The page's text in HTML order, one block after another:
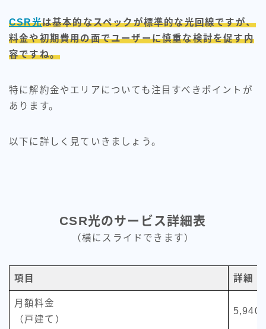
CSR光は基本的なスペックが標準的な光回線ですが、
料金や初期費用の面でユーザーに慎重な検討を促す内
容ですね。
特に解約金やエリアについても注目すべきポイントが
あります。
以下に詳しく見ていきましょう。
CSR光のサービス詳細表
（横にスライドできます）
項目 詳細
月額料金
（戸建て）
5,940